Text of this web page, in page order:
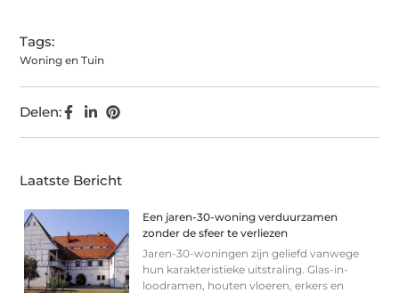
Tags:
Woning en Tuin
Delen:
Laatste Bericht
Een jaren-30-woning verduurzamen
zonder de sfeer te verliezen
Jaren-30-woningen zijn geliefd vanwege
hun karakteristieke uitstraling. Glas-in-
loodramen, houten vloeren, erkers en